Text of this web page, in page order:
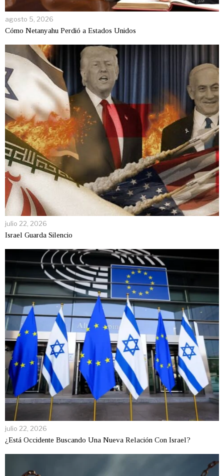
agosto 5, 2026
Cómo Netanyahu Perdió a Estados Unidos
julio 22, 2026
Israel Guarda Silencio
julio 22, 2026
¿Está Occidente Buscando Una Nueva Relación Con Israel?